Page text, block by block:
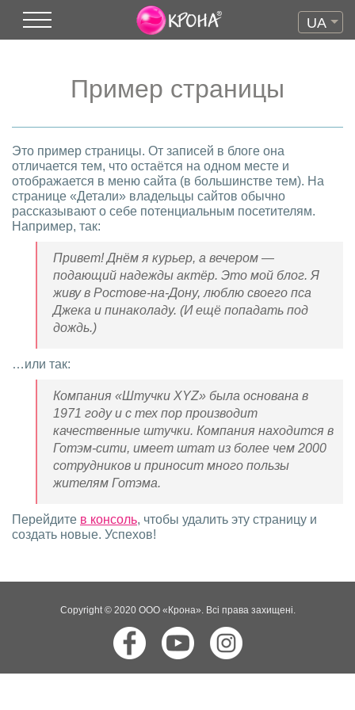
UA
Пример страницы
Это пример страницы. От записей в блоге она
отличается тем, что остаётся на одном месте и
отображается в меню сайта (в большинстве тем). На
странице «Детали» владельцы сайтов обычно
рассказывают о себе потенциальным посетителям.
Например, так:
Привет! Днём я курьер, а вечером —
подающий надежды актёр. Это мой блог. Я
живу в Ростове-на-Дону, люблю своего пса
Джека и пинаколаду. (И ещё попадать под
дождь.)
…или так:
Компания «Штучки XYZ» была основана в
1971 году и с тех пор производит
качественные штучки. Компания находится в
Готэм-сити, имеет штат из более чем 2000
сотрудников и приносит много пользы
жителям Готэма.
Перейдите в консоль, чтобы удалить эту страницу и
создать новые. Успехов!
Copyright © 2020 ООО «Крона». Всі права захищені.